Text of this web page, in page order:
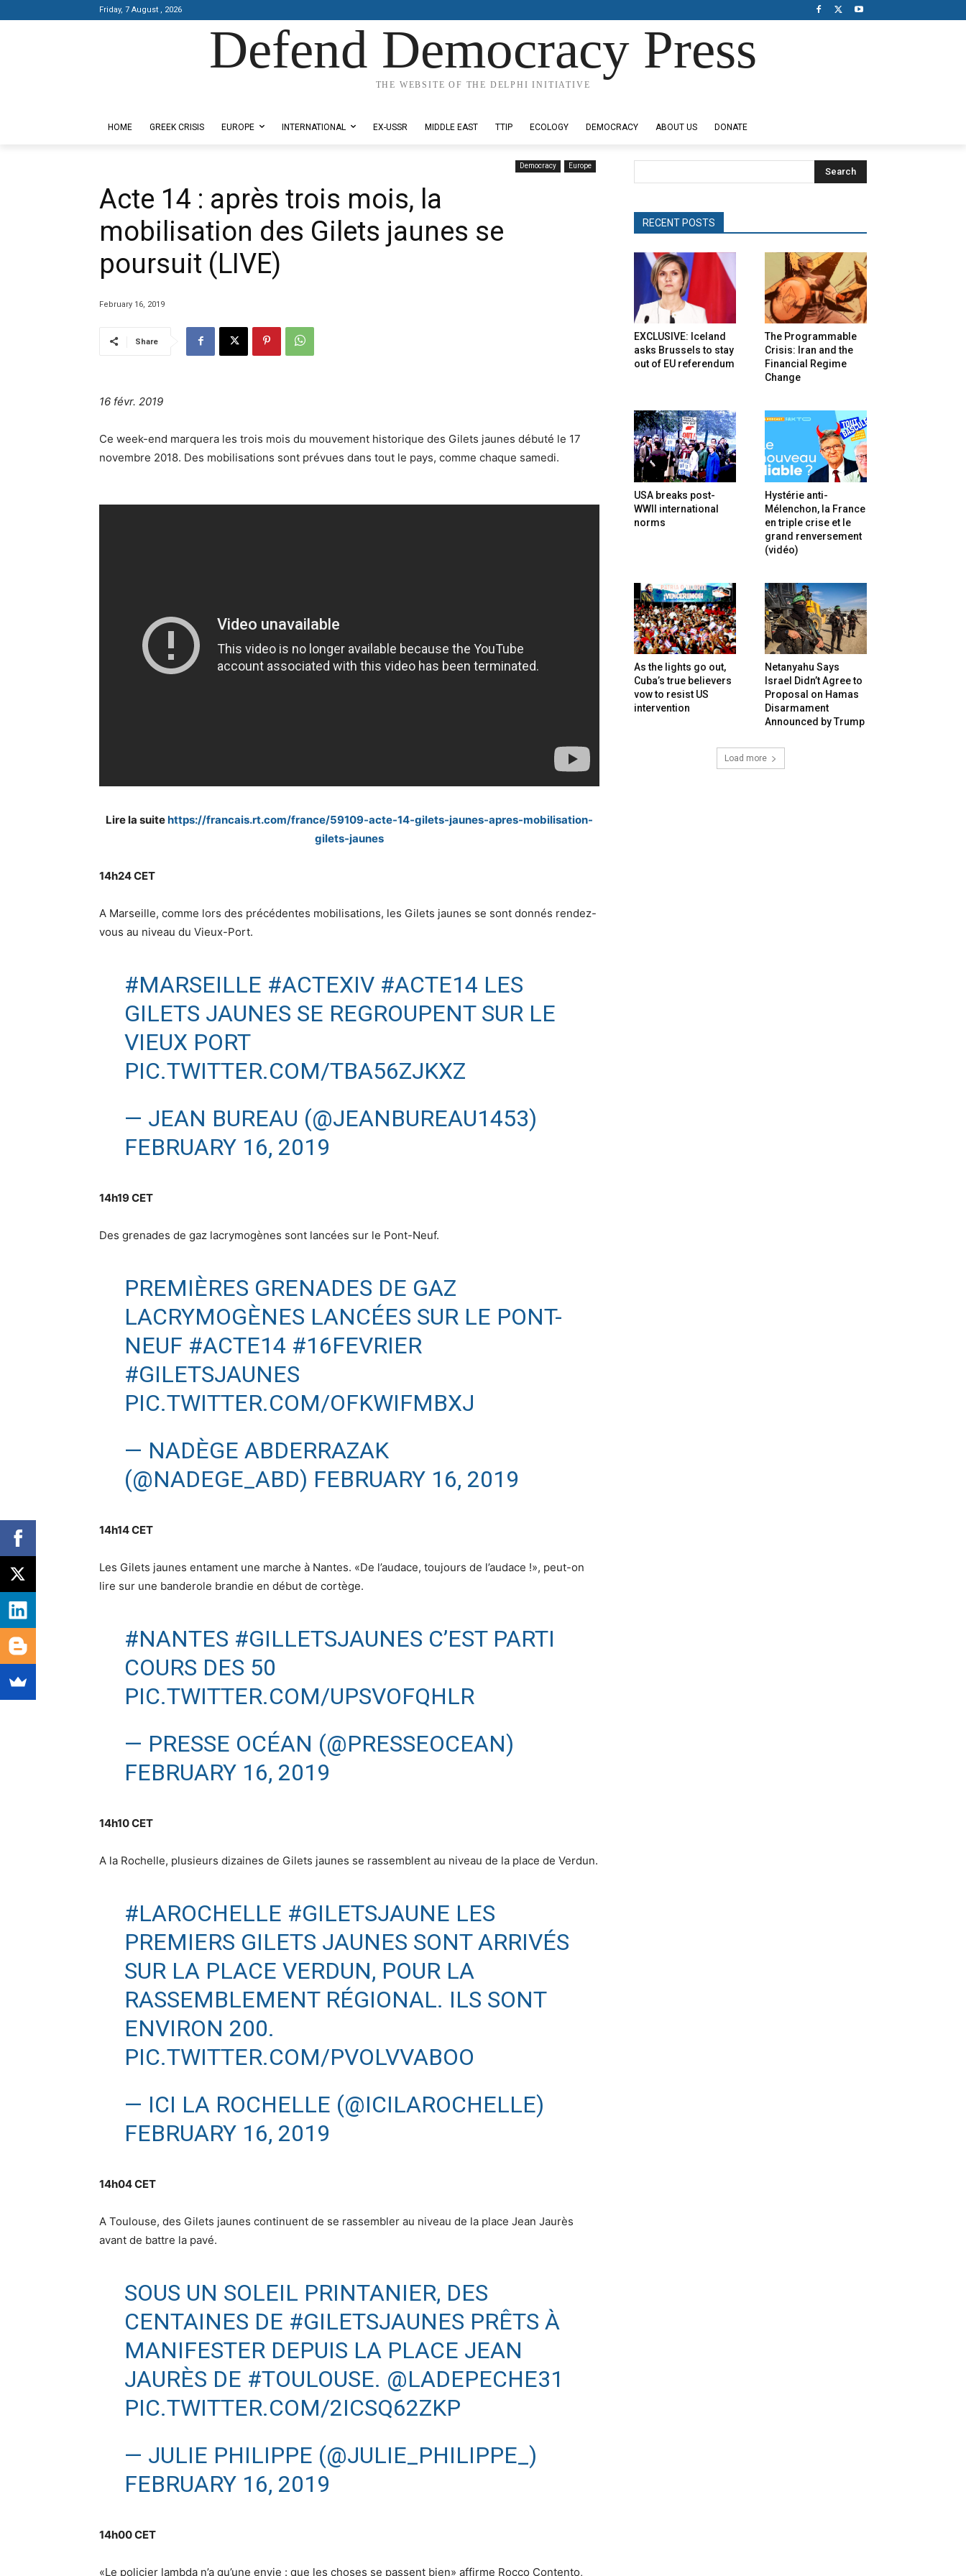
Friday, 7 August , 2026
Defend Democracy Press
THE WEBSITE OF THE DELPHI INITIATIVE
HOME GREEK CRISIS EUROPE INTERNATIONAL EX-USSR MIDDLE EAST TTIP ECOLOGY DEMOCRACY ABOUT US DONATE
Democracy Europe
Acte 14 : après trois mois, la
mobilisation des Gilets jaunes se
poursuit (LIVE)
February 16, 2019
Share
16 févr. 2019
Ce week-end marquera les trois mois du mouvement historique des Gilets jaunes débuté le 17
novembre 2018. Des mobilisations sont prévues dans tout le pays, comme chaque samedi.
Lire la suitehttps://francais.rt.com/france/59109-acte-14-gilets-jaunes-apres-mobilisation-
gilets-jaunes
14h24 CET
A Marseille, comme lors des précédentes mobilisations, les Gilets jaunes se sont donnés rendez-
vous au niveau du Vieux-Port.
#MARSEILLE #ACTEXIV #ACTE14 LES
GILETS JAUNES SE REGROUPENT SUR LE
VIEUX PORT
PIC.TWITTER.COM/TBA56ZJKXZ
— JEAN BUREAU (@JEANBUREAU1453)
FEBRUARY 16, 2019
14h19 CET
Des grenades de gaz lacrymogènes sont lancées sur le Pont-Neuf.
PREMIÈRES GRENADES DE GAZ
LACRYMOGÈNES LANCÉES SUR LE PONT-
NEUF #ACTE14 #16FEVRIER
#GILETSJAUNES
PIC.TWITTER.COM/OFKWIFMBXJ
— NADÈGE ABDERRAZAK
(@NADEGE_ABD) FEBRUARY 16, 2019
14h14 CET
Les Gilets jaunes entament une marche à Nantes. «De l’audace, toujours de l’audace !», peut-on
lire sur une banderole brandie en début de cortège.
#NANTES #GILLETSJAUNES C’EST PARTI
COURS DES 50
PIC.TWITTER.COM/UPSVOFQHLR
— PRESSE OCÉAN (@PRESSEOCEAN)
FEBRUARY 16, 2019
14h10 CET
A la Rochelle, plusieurs dizaines de Gilets jaunes se rassemblent au niveau de la place de Verdun.
#LAROCHELLE #GILETSJAUNE LES
PREMIERS GILETS JAUNES SONT ARRIVÉS
SUR LA PLACE VERDUN, POUR LA
RASSEMBLEMENT RÉGIONAL. ILS SONT
ENVIRON 200.
PIC.TWITTER.COM/PVOLVVABOO
— ICI LA ROCHELLE (@ICILAROCHELLE)
FEBRUARY 16, 2019
14h04 CET
A Toulouse, des Gilets jaunes continuent de se rassembler au niveau de la place Jean Jaurès
avant de battre la pavé.
SOUS UN SOLEIL PRINTANIER, DES
CENTAINES DE #GILETSJAUNES PRÊTS À
MANIFESTER DEPUIS LA PLACE JEAN
JAURÈS DE #TOULOUSE. @LADEPECHE31
PIC.TWITTER.COM/2ICSQ62ZKP
— JULIE PHILIPPE (@JULIE_PHILIPPE_)
FEBRUARY 16, 2019
14h00 CET
«Le policier lambda n’a qu’une envie : que les choses se passent bien» affirme Rocco Contento,
Search
RECENT POSTS
EXCLUSIVE: Iceland
asks Brussels to stay
out of EU referendum
The Programmable
Crisis: Iran and the
Financial Regime
Change
USA breaks post-
WWII international
norms
Hystérie anti-
Mélenchon, la France
en triple crise et le
grand renversement
(vidéo)
As the lights go out,
Cuba’s true believers
vow to resist US
intervention
Netanyahu Says
Israel Didn’t Agree to
Proposal on Hamas
Disarmament
Announced by Trump
Load more